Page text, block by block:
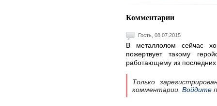
Комментарии
Гость, 08.07.2015
В металлолом сейчас
пожертвует такому
работающему из последних
Только
комментарии. Войдите